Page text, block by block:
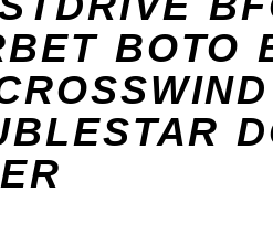
BOTO